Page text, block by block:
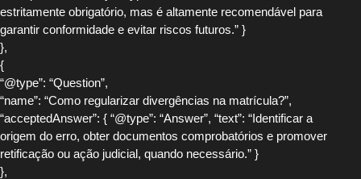
estritamente obrigatório, mas é altamente recomendável para
garantir conformidade e evitar riscos futuros.” }
},
{
“@type”: “Question”,
“name”: “Como regularizar divergências na matrícula?”,
“acceptedAnswer”: { “@type”: “Answer”, “text”: “Identificar a
origem do erro, obter documentos comprobatórios e promover
retificação ou ação judicial, quando necessário.” }
},